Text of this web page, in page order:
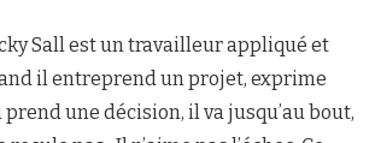
Sall est un travailleur appliqué et
il entreprend un projet, exprime
une décision, il va jusqu’au bout,